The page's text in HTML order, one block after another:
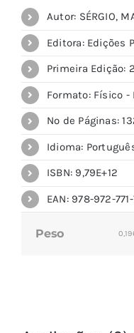
Autor: SÉRGIO,
Editora: Edições
Primeira Edição:
Formato: Físico -
Nº de Páginas:
Idioma:
ISBN: 9,79E+12
EAN: 978-972-
Peso